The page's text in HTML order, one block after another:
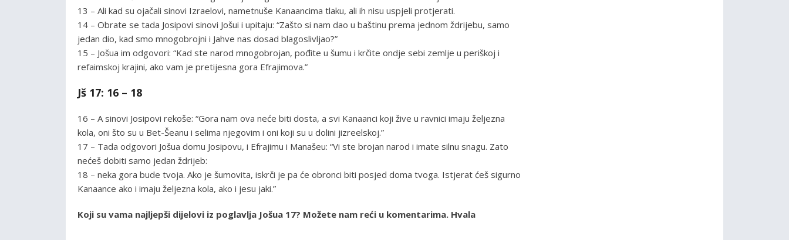
13 – Ali kad su ojačali sinovi Izraelovi, nametnuše Kanaancima tlaku, ali ih nisu uspjeli protjerati.
14 – Obrate se tada Josipovi sinovi Jošui i upitaju: “Zašto si nam dao u baštinu prema jednom ždrijebu, samo
jedan dio, kad smo mnogobrojni i Jahve nas dosad blagoslivljao?”
15 – Jošua im odgovori: “Kad ste narod mnogobrojan, pođite u šumu i krčite ondje sebi zemlje u periškoj i
refaimskoj krajini, ako vam je pretijesna gora Efrajimova.”
Jš 17: 16 – 18
16 – A sinovi Josipovi rekoše: “Gora nam ova neće biti dosta, a svi Kanaanci koji žive u ravnici imaju željezna
kola, oni što su u Bet-Šeanu i selima njegovim i oni koji su u dolini jizreelskoj.”
17 – Tada odgovori Jošua domu Josipovu, i Efrajimu i Manašeu: “Vi ste brojan narod i imate silnu snagu. Zato
nećeš dobiti samo jedan ždrijeb:
18 – neka gora bude tvoja. Ako je šumovita, iskrči je pa će obronci biti posjed doma tvoga. Istjerat ćeš sigurno
Kanaance ako i imaju željezna kola, ako i jesu jaki.”
Koji su vama najljepši dijelovi iz poglavlja Jošua 17? Možete nam reći u komentarima. Hvala